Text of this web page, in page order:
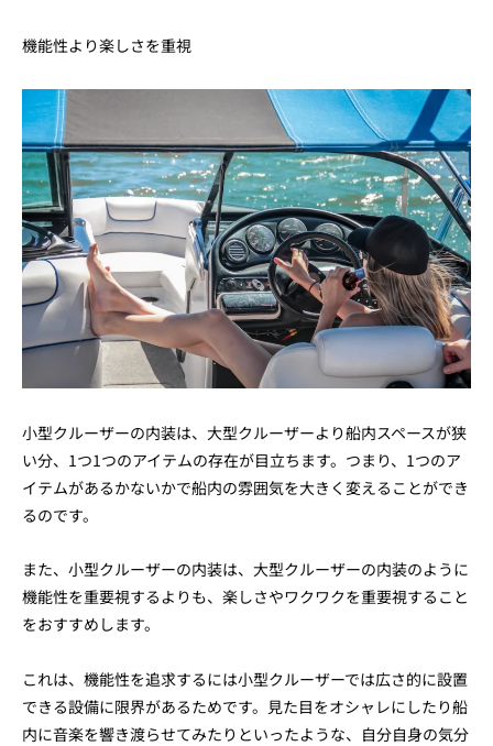
機能性より楽しさを重視
小型クルーザーの内装は、大型クルーザーより船内スペースが狭
い分、1つ1つのアイテムの存在が目立ちます。つまり、1つのア
イテムがあるかないかで船内の雰囲気を大きく変えることができ
るのです。
また、小型クルーザーの内装は、大型クルーザーの内装のように
機能性を重要視するよりも、楽しさやワクワクを重要視すること
をおすすめします。
これは、機能性を追求するには小型クルーザーでは広さ的に設置
できる設備に限界があるためです。見た目をオシャレにしたり船
内に音楽を響き渡らせてみたりといったような、自分自身の気分